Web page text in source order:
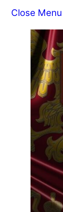
Close Menu